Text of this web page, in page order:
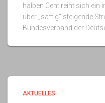
halben Cent reiht sich ein
über „saftig“ steigende
Bundesverband der
AKTUELLES